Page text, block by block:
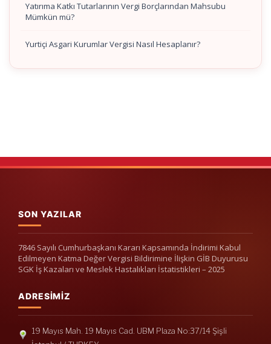
Yatırıma Katkı Tutarlarının Vergi Borçlarından Mahsubu
Mümkün mü?
Yurtiçi Asgari Kurumlar Vergisi Nasıl Hesaplanır?
SON YAZILAR
7846 Sayılı Cumhurbaşkanı Kararı Kapsamında İndirimi Kabul
Edilmeyen Katma Değer Vergisi Bildirimine İlişkin GİB Duyurusu
SGK İş Kazaları ve Meslek Hastalıkları İstatistikleri – 2025
ADRESIMIZ
19 Mayıs Mah. 19 Mayıs Cad. UBM Plaza No:37/14 Şişli